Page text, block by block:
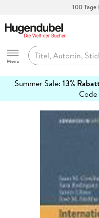
100
Hugendubel
Menu
Summer Sale: 13%
Code
erfahren